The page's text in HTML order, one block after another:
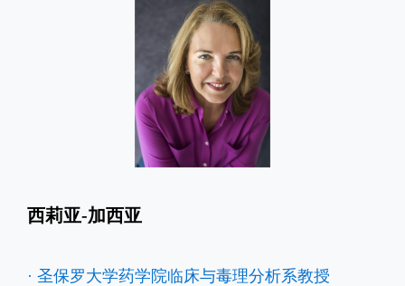
西莉亚-加西亚
· 圣保罗大学药学院临床与毒理分析系教授